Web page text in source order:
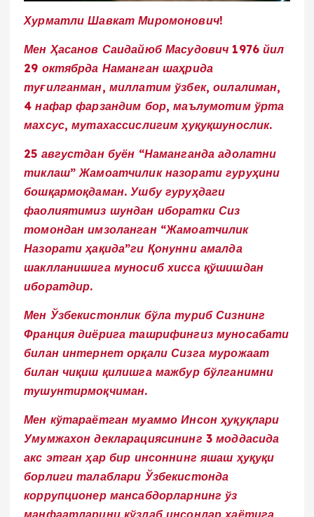
Хурматли Шавкат Миромонович!
Мен Ҳасанов Саидайюб Масудович 1976 йил
29 октябрда Наманган шаҳрида
туғилганман, миллатим ўзбек, оилалиман,
4 нафар фарзандим бор, маълумотим ўрта
махсус, мутахассислигим ҳуқуқшунослик.
25 августдан буён “Наманганда адолатни
тиклаш” Жамоатчилик назорати гуруҳини
бошқармоқдаман. Ушбу гуруҳдаги
фаолиятимиз шундан иборатки Сиз
томондан имзоланган “Жамоатчилик
Назорати ҳақида”ги Қонунни амалда
шаклланишига муносиб хисса қўшишдан
иборатдир.
Мен Ўзбекистонлик бўла туриб Сизнинг
Франция диёрига ташрифингиз муносабати
билан интернет орқали Сизга мурожаат
билан чиқиш қилишга мажбур бўлганимни
тушунтирмоқчиман.
Мен кўтараётган муаммо Инсон ҳуқуқлари
Умумжахон декларациясининг 3 моддасида
акс этган ҳар бир инсоннинг яшаш ҳуқуқи
борлиги талаблари Ўзбекистонда
коррупционер мансабдорларнинг ўз